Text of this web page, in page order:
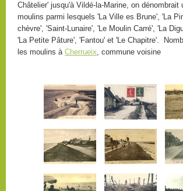
Châtelier' jusqu'à Vildé-la-Marine, on dénombrait
moulins parmi lesquels 'La Ville es Brune', 'La
chèvre', 'Saint-Lunaire', 'Le Moulin Carré', 'La
'La Petite Pâture', 'Fantou' et 'Le Chapitre'.
les moulins à Cherrueix, commune voisine